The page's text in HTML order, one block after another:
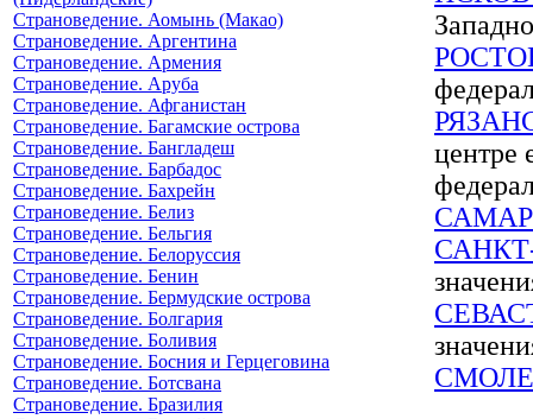
Страноведение. Аомынь (Макао)
Страноведение. Аргентина
Страноведение. Армения
Страноведение. Аруба
Страноведение. Афганистан
Страноведение. Багамские острова
Страноведение. Бангладеш
Страноведение. Барбадос
Страноведение. Бахрейн
Страноведение. Белиз
Страноведение. Бельгия
Страноведение. Белоруссия
Страноведение. Бенин
Страноведение. Бермудские острова
Страноведение. Болгария
Страноведение. Боливия
Страноведение. Босния и Герцеговина
Страноведение. Ботсвана
Страноведение. Бразилия
центре